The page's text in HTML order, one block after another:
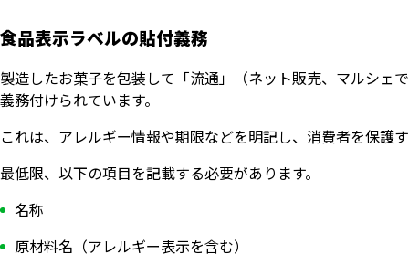
食品表示ラベルの貼付義務
製造したお菓子を包装して「流通」（ネット販売、マルシェ
義務付けられています。
これは、アレルギー情報や期限などを明記し、消費者を保護
最低限、以下の項目を記載する必要があります。
名称
原材料名（アレルギー表示を含む）